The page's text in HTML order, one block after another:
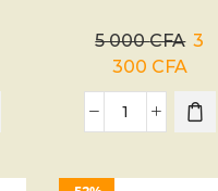
Million – 50
ml
5 000CFA 3
300 CFA